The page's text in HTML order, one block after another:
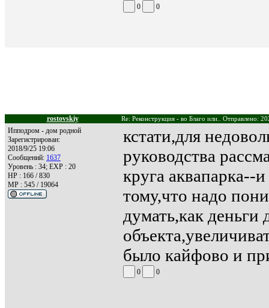
0 0
rostovskiy Re: Реконструкция - во Благо или.. Отправлено:
Ипподром - дом родной
Зарегистрирован:
2018/9/25 19:06
Сообщений: 1637
Уровень : 34; EXP : 20
HP : 166 / 830
MP : 545 / 19064
кстати,для
руководства
круга аквапарка--
тому,что надо
думать,как деньги
было кайфово и
0 0